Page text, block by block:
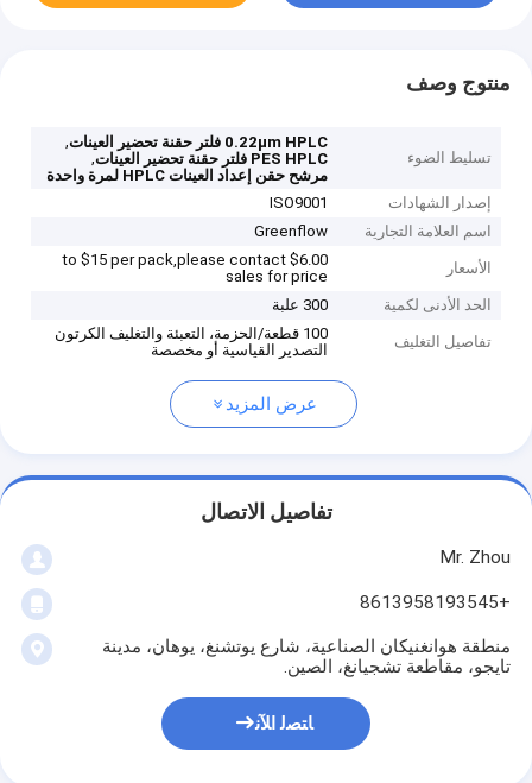
منتوج وصف
تسليط الضوء
0.22μm HPLC فلتر حقنة تحضير العينات
,
PES HPLC فلتر حقنة تحضير العينات
,
مرشح حقن إعداد العينات HPLC لمرة واحدة
إصدار الشهادات
ISO9001
اسم العلامة التجارية
Greenflow
الأسعار
$6.00 to $15 per pack,please contact
sales for price
الحد الأدنى لكمية
300 علبة
تفاصيل التغليف
100 قطعة/الحزمة، التعبئة والتغليف الكرتون
التصدير القياسية أو مخصصة
عرض المزيد
تفاصيل الاتصال
Mr. Zhou
+8613958193545
منطقة هوانغنيكان الصناعية، شارع يوتشنغ، يوهان، مدينة
تايجو، مقاطعة تشجيانغ، الصين.
ﺎﺘﺼﻟ ﺍﻶﻧ